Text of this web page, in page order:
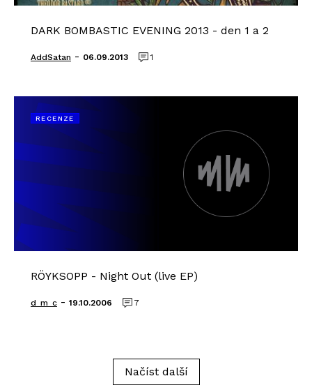
DARK BOMBASTIC EVENING 2013 - den 1 a 2
AddSatan - 06.09.2013 1
RECENZE
RÖYKSOPP - Night Out (live EP)
d_m_c - 19.10.2006 7
Načíst další